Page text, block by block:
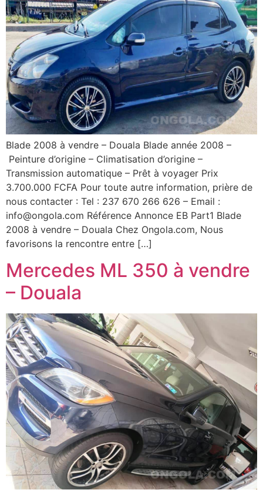
Blade 2008 à vendre – Douala Blade année 2008 –
Peinture d’origine – Climatisation d’origine –
Transmission automatique – Prêt à voyager Prix
3.700.000 FCFA Pour toute autre information, prière de
nous contacter : Tel : 237 670 266 626 – Email :
info@ongola.com Référence Annonce EB Part1 Blade
2008 à vendre – Douala Chez Ongola.com, Nous
favorisons la rencontre entre […]
Mercedes ML 350 à vendre
– Douala